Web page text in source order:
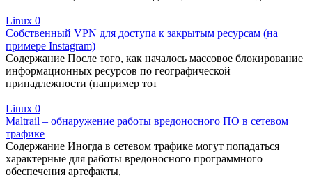
Linux 0
Собственный VPN для доступа к закрытым ресурсам (на
примере Instagram)
Содержание После того, как началось массовое блокирование
информационных ресурсов по географической
принадлежности (например тот
Linux 0
Maltrail – обнаружение работы вредоносного ПО в сетевом
трафике
Содержание Иногда в сетевом трафике могут попадаться
характерные для работы вредоносного программного
обеспечения артефакты,